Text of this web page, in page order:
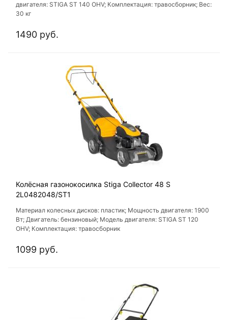
двигателя: STIGA ST 140 OHV; Комплектация: травосборник; Вес:
30 кг
1490 руб.
Колёсная газонокосилка Stiga Collector 48 S
2L0482048/ST1
Материал колесных дисков: пластик; Мощность двигателя: 1900
Вт; Двигатель: бензиновый; Модель двигателя: STIGA ST 120
OHV; Комплектация: травосборник
1099 руб.